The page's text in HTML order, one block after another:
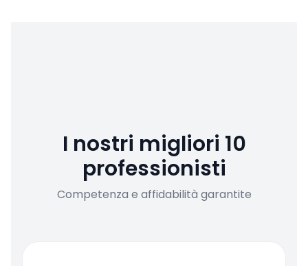
I nostri migliori 10
professionisti
Competenza e affidabilità garantite